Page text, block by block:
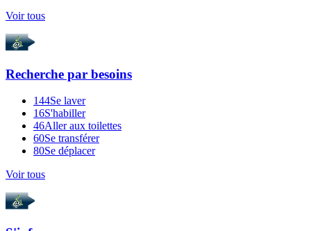
Voir tous
Recherche par besoins
144Se laver
16S'habiller
46Aller aux toilettes
60Se transférer
80Se déplacer
Voir tous